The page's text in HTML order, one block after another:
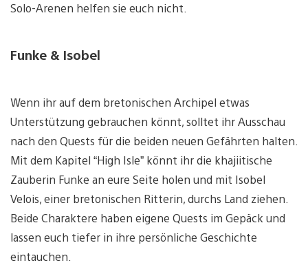
Solo-Arenen helfen sie euch nicht.
Funke & Isobel
Wenn ihr auf dem bretonischen Archipel etwas
Unterstützung gebrauchen könnt, solltet ihr Ausschau
nach den Quests für die beiden neuen Gefährten halten.
Mit dem Kapitel “High Isle” könnt ihr die khajiitische
Zauberin Funke an eure Seite holen und mit Isobel
Velois, einer bretonischen Ritterin, durchs Land ziehen.
Beide Charaktere haben eigene Quests im Gepäck und
lassen euch tiefer in ihre persönliche Geschichte
eintauchen.